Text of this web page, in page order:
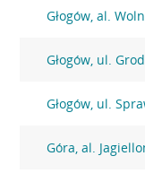
Głogów, al.
Głogów, ul.
Głogów, ul.
Góra, al.